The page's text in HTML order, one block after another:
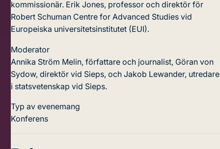
kommissionär. Erik Jones, professor och direktör för
Robert Schuman Centre for Advanced Studies vid
Europeiska universitetsinstitutet (EUI).
Moderator
Annika Ström Melin, författare och journalist, Göran von
Sydow, direktör vid Sieps, och Jakob Lewander, utredare
i statsvetenskap vid Sieps.
Typ av evenemang
Konferens